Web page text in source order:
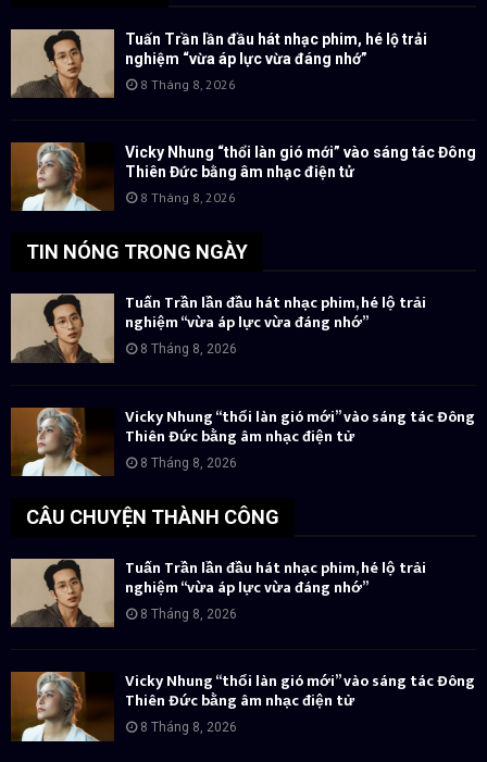
Tuấn Trần lần đầu hát nhạc phim, hé lộ trải
nghiệm “vừa áp lực vừa đáng nhớ”
8 Tháng 8, 2026
Vicky Nhung “thổi làn gió mới” vào sáng tác Đông
Thiên Đức bằng âm nhạc điện tử
8 Tháng 8, 2026
TIN NÓNG TRONG NGÀY
Tuấn Trần lần đầu hát nhạc phim, hé lộ trải
nghiệm “vừa áp lực vừa đáng nhớ”
8 Tháng 8, 2026
Vicky Nhung “thổi làn gió mới” vào sáng tác Đông
Thiên Đức bằng âm nhạc điện tử
8 Tháng 8, 2026
CÂU CHUYỆN THÀNH CÔNG
Tuấn Trần lần đầu hát nhạc phim, hé lộ trải
nghiệm “vừa áp lực vừa đáng nhớ”
8 Tháng 8, 2026
Vicky Nhung “thổi làn gió mới” vào sáng tác Đông
Thiên Đức bằng âm nhạc điện tử
8 Tháng 8, 2026